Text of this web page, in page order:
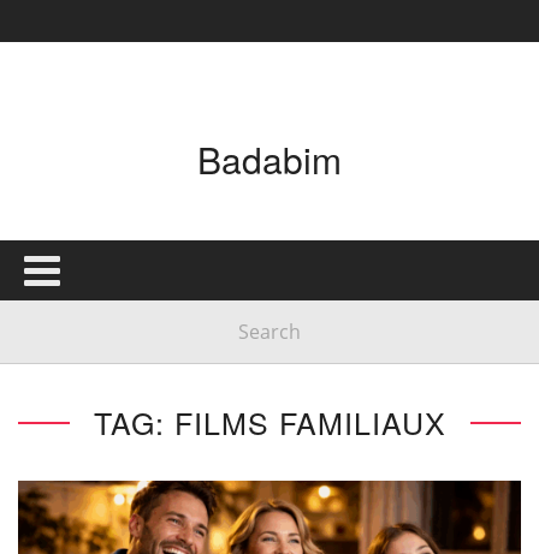
Badabim
TAG: FILMS FAMILIAUX